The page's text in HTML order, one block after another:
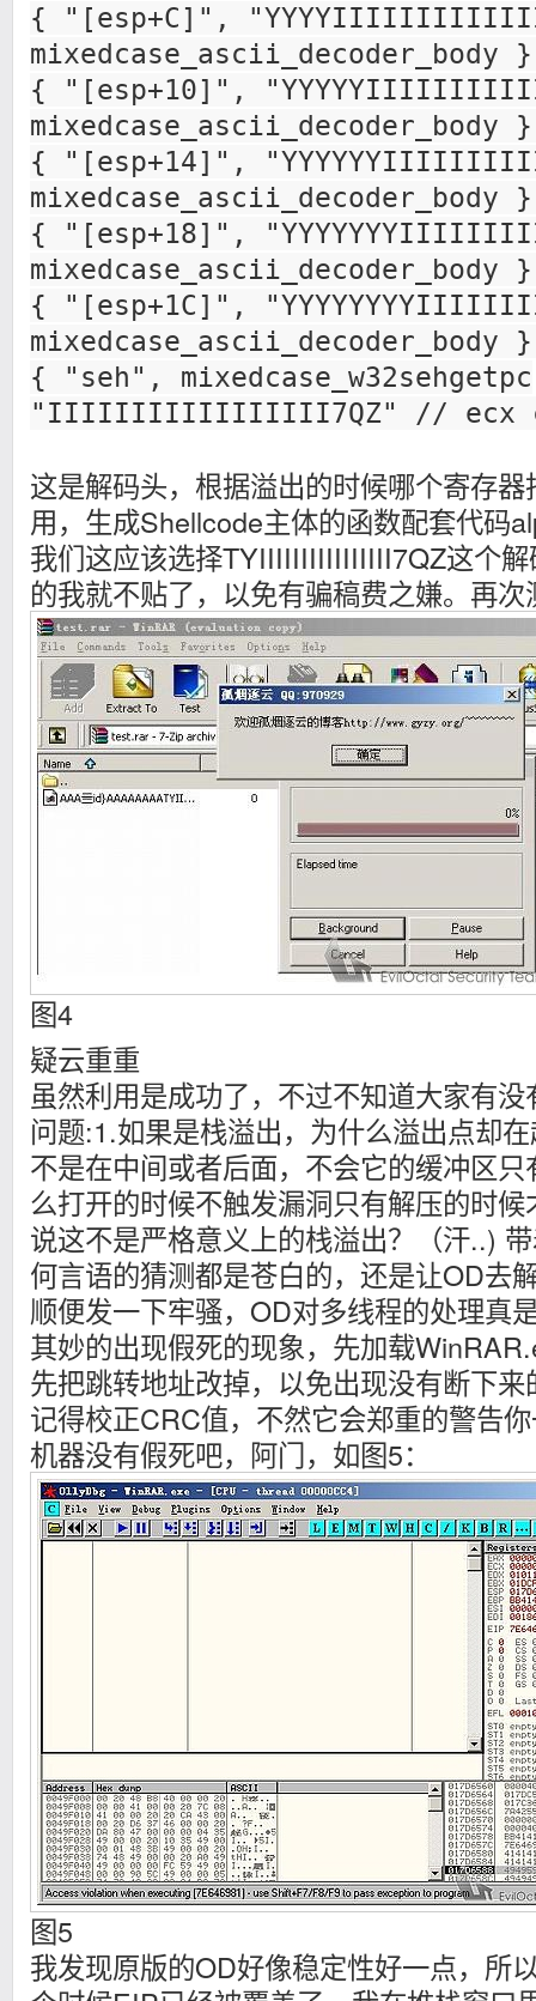
{ "[esp+C]",
mixedcase_ascii_decoder_body
{ "[esp+10]",
mixedcase_ascii_decoder_body
{ "[esp+14]",
mixedcase_ascii_decoder_body
{ "[esp+18]",
mixedcase_ascii_decoder_body
{ "[esp+1C]",
mixedcase_ascii_decoder_body
{ "seh", mixedcase_w32sehgetpc
"IIIIIIIIIIIIIIIII7QZ" // ecx
这是解码头，根据溢出的时候哪个寄存
用，生成Shellcode主体的函数配套代码
我们这应该选择TYIIIIIIIIIIIIIIII7QZ这个
的我就不贴了，以免有骗稿费之嫌。再
图4
疑云重重
虽然利用是成功了，不过不知道大家有
问题:1.如果是栈溢出，为什么溢出点却
不是在中间或者后面，不会它的缓冲区
么打开的时候不触发漏洞只有解压的时
说这不是严格意义上的栈溢出？（汗..)
何言语的猜测都是苍白的，还是让OD去
顺便发一下牢骚，OD对多线程的处理真
其妙的出现假死的现象，先加载
先把跳转地址改掉，以免出现没有断下
记得校正CRC值，不然它会郑重的警告
机器没有假死吧，阿门，如图5：
图5
我发现原版的OD好像稳定性好一点，所